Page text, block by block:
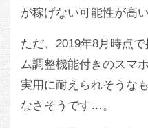
が稼げない可能性が高い
ただ、2019年8月時点
ム調整機能付きのスマ
実用に耐えられそうな
なさそうです…。